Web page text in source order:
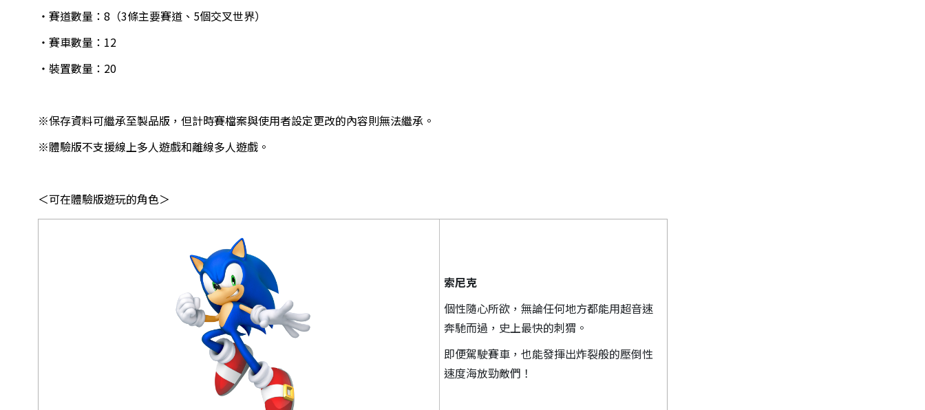
・賽道數量：8（3條主要賽道、5個交叉世界）
・賽車數量：12
・裝置數量：20
※保存資料可繼承至製品版，但計時賽檔案與使用者設定更改的內容則無法繼承。
※體驗版不支援線上多人遊戲和離線多人遊戲。
＜可在體驗版遊玩的角色＞
索尼克
個性隨心所欲，無論任何地方都能用超音速
奔馳而過，史上最快的刺猬。
即便駕駛賽車，也能發揮出炸裂般的壓倒性
速度海放勁敵們！